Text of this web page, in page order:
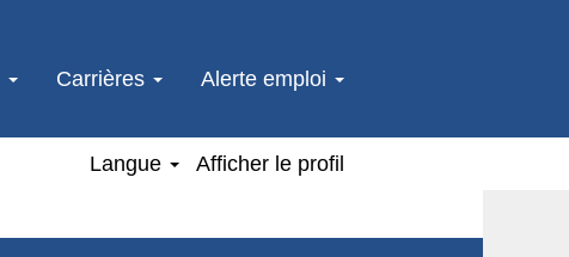
Carrières Alerte emploi
Langue Afficher le profil